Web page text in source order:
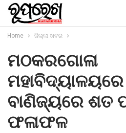
Home ଜିଲ୍ଲା ଖବର
ମଠକରଗୋଳା
ମହାବିଦ୍ୟାଳୟରେ
ବାଣିଜ୍ୟରେ ଶତ
ଫଳାଫଳ